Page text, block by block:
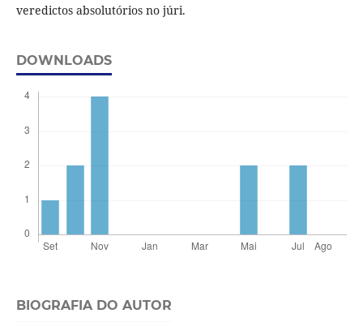
veredictos absolutórios no júri.
DOWNLOADS
BIOGRAFIA DO AUTOR